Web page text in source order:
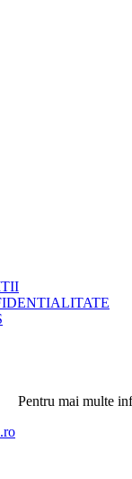
Pentru mai multe